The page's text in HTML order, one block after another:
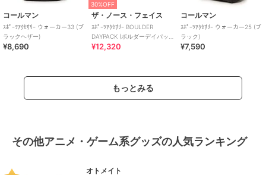
コールマン
ｽﾎﾟｰﾂｱｸｾｻﾘｰ ウォーカー33 (ブ
ラックヘザー)
¥8,690
30%OFF
ザ・ノース・フェイス
ｽﾎﾟｰﾂｱｸｾｻﾘｰ BOULDER
DAYPACK (ボルダーデイパッ
ク)
¥12,320
コールマン
ｽﾎﾟｰﾂｱｸｾｻﾘｰ ウォーカー25 (ブ
ラック)
¥7,590
もっとみる
その他アニメ・ゲーム系グッズの人気ランキング
オトメイト